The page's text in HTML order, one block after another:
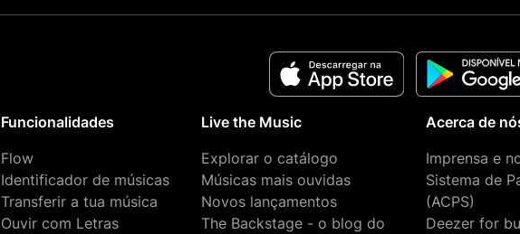
Funcionalidades
Flow
Identificador de músicas
Transferir a tua música
Ouvir com Letras
Live the Music
Explorar o catálogo
Músicas mais ouvidas
Novos lançamentos
The Backstage - o blog do
Acerca de
Imprensa e
Sistema de
(ACPS)
Deezer for